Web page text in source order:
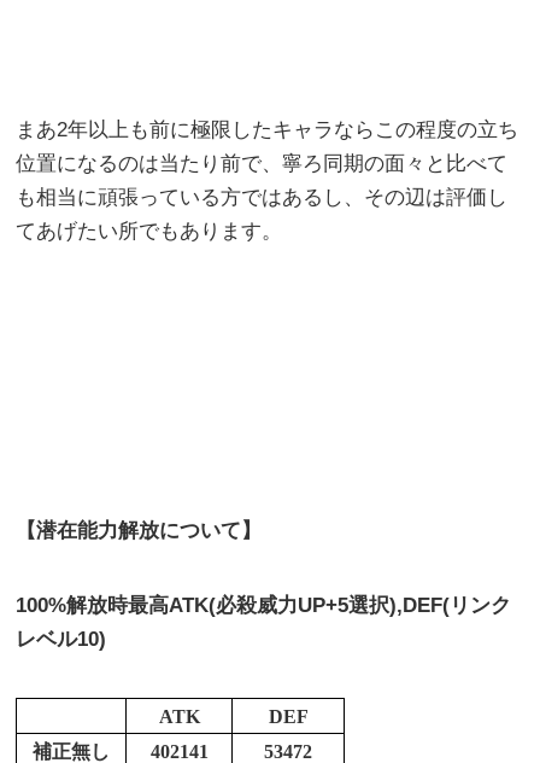
まあ2年以上も前に極限したキャラならこの程度の立ち
位置になるのは当たり前で、寧ろ同期の面々と比べて
も相当に頑張っている方ではあるし、その辺は評価し
てあげたい所でもあります。
【潜在能力解放について】
100%解放時最高ATK(必殺威力UP+5選択),DEF(リンク
レベル10)
ATK
DEF
補正無し
402141
53472